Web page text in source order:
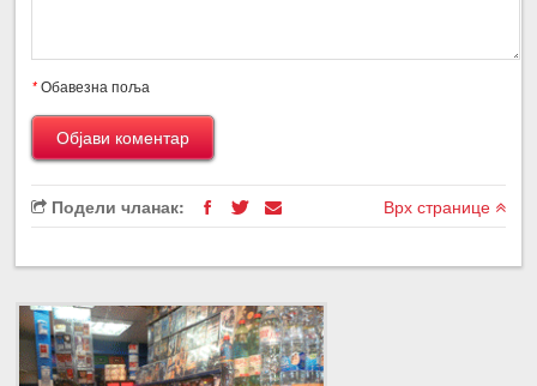
*Обавезна поља
Подели чланак: Врх странице